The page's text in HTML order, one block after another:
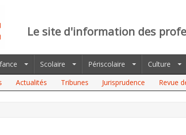
Le site d'information des
Scolaire Périscolaire Culture
Actualités Tribunes Jurisprudence Revue